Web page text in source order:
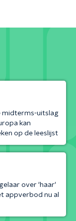
midterms-uitslag
kan
op de leeslijst
over 'haar'
appverbod nu al